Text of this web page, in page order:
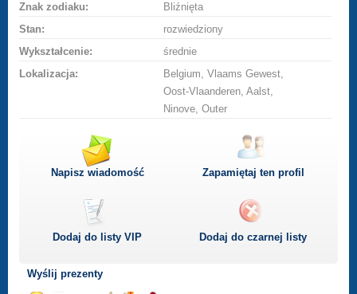
Znak zodiaku:
Bliźnięta
Stan:
rozwiedziony
Wykształcenie:
średnie
Lokalizacja:
Belgium, Vlaams Gewest,
Oost-Vlaanderen, Aalst,
Ninove, Outer
Napisz wiadomość Zapamiętaj ten profil
Dodaj do listyVIP Dodaj do czarnej listy
Wyślij prezenty